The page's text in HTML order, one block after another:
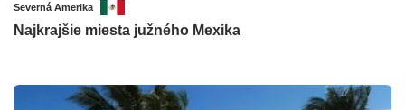
Severná Amerika
Najkrajšie miesta južného Mexika